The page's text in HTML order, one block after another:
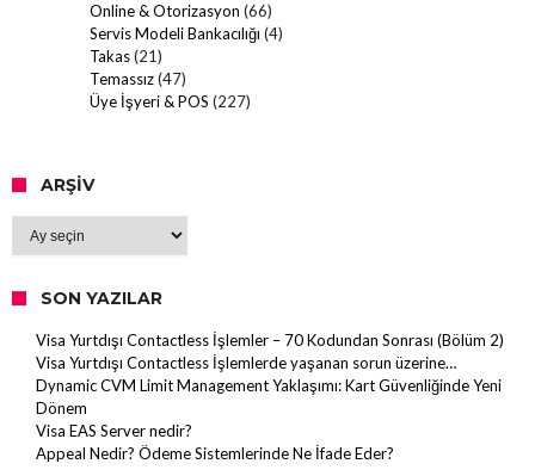
Online & Otorizasyon (66)
Servis Modeli Bankacılığı (4)
Takas(21)
Temassız(47)
Üye İşyeri & POS (227)
ARŞIV
SON YAZILAR
Visa Yurtdışı Contactless İşlemler – 70 Kodundan Sonrası (Bölüm 2)
Visa Yurtdışı Contactless İşlemlerde yaşanan sorun üzerine…
Dynamic CVM Limit Management Yaklaşımı: Kart Güvenliğinde Yeni
Dönem
Visa EAS Server nedir?
Appeal Nedir? Ödeme Sistemlerinde Ne İfade Eder?